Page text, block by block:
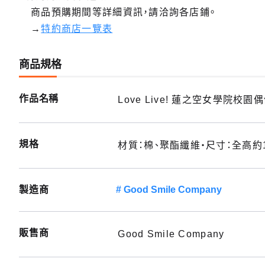
商品預購期間等詳細資訊，請洽詢各店鋪。
→特約商店一覽表
商品規格
作品名稱 Love Live! 蓮之空女學院校園偶
規格 材質：棉、聚酯纖維・尺寸：全高
製造商 Good Smile Company
販售商 Good Smile Company